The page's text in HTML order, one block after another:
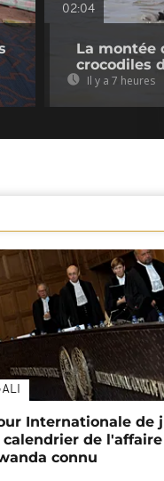
02:04
La montée
crocodiles
Il y a 7 heures
Internationale de
calendrier de l'affaire
connu